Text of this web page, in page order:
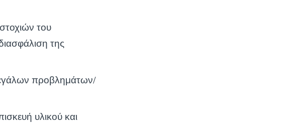
του
της
προβλημάτων/
υλικού και